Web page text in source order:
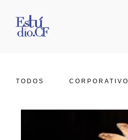
TODOS CORPORATIVO